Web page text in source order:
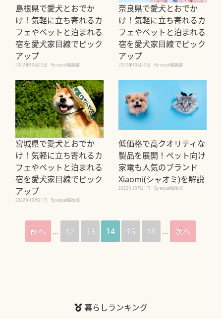
島根県で愛犬とおでか
け！気軽に立ち寄れるカ
フェやペットと泊まれる
宿を愛犬家目線でピック
アップ
2022年10月22日 By equall編集部
奈良県で愛犬とおでか
け！気軽に立ち寄れるカ
フェやペットと泊まれる
宿を愛犬家目線でピック
アップ
2022年10月22日 By equall編集部
宮城県で愛犬とおでか
け！気軽に立ち寄れるカ
フェやペットと泊まれる
宿を愛犬家目線でピック
アップ
2022年10月21日 By equall編集部
低価格で高クオリティな
製品を展開！ペット向け
家電も人気のブランド
Xiaomi(シャオミ)を解説
2022年10月21日 By equall編集部
前へ … 12 13 14 15 16 … 次へ
暮らしランキング